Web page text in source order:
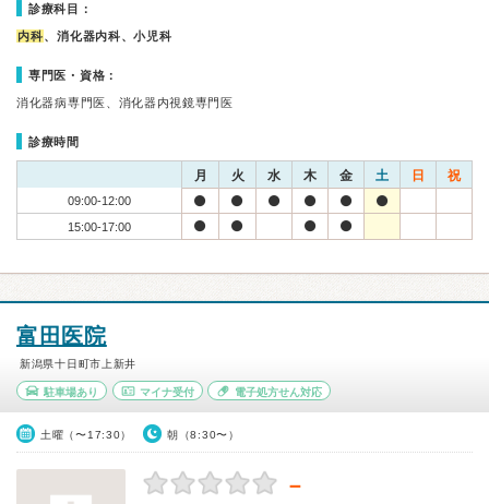
診療科目：
内科、消化器内科、小児科
専門医・資格：
消化器病専門医、消化器内視鏡専門医
診療時間
月 火 水 木 金 土 日 祝
09:00-12:00
15:00-17:00
富田医院
新潟県十日町市上新井
駐車場あり マイナ受付 電子処方せん対応
土曜（〜17:30） 朝（8:30〜）
－